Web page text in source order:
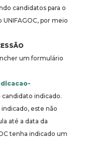
candidatos para o
por meio
um formulário
indicado.
este não
até a data da
tenha indicado um